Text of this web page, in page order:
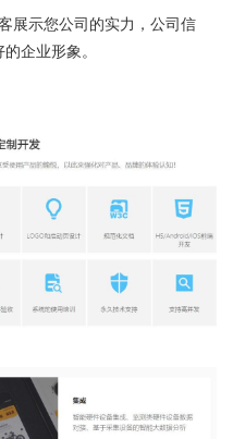
展示您公司的实力，公司信
企业形象。